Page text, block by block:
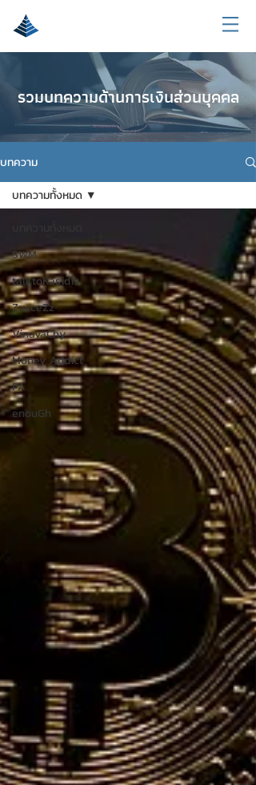
รวมบทความด้านการเงินส่วนบุคคล
บทความ
SWM
talktoKasidis
ZucceZz
VinayaChy
Money Addict
PA
enouGh
บทความทั้งหมด